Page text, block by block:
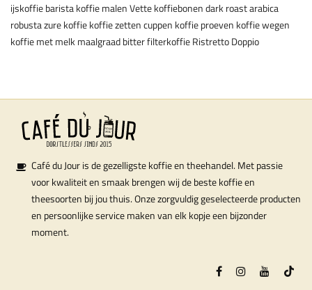
ijskoffiebaristakoffie malenVette koffiebonendark roastarabica
robustazure koffiekoffie zettencuppen koffie proeven koffie wegen
koffie met melkmaalgraadbitterfilterkoffieRistrettoDoppio
Café du Jour is de gezelligste koffie en theehandel. Met passie
voor kwaliteit en smaak brengen wij de beste koffie en
theesoorten bij jou thuis. Onze zorgvuldig geselecteerde producten
en persoonlijke service maken van elk kopje een bijzonder
moment.